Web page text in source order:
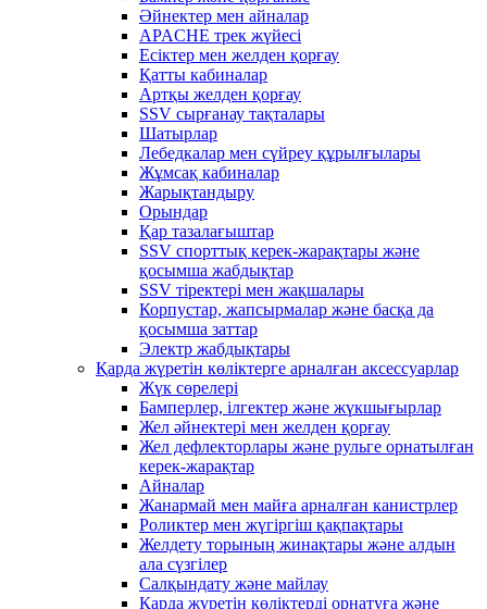
Әйнектер мен айналар
APACHE трек жүйесі
Есіктер мен желден қорғау
Қатты кабиналар
Артқы желден қорғау
SSV сырғанау тақталары
Шатырлар
Лебедкалар мен сүйреу құрылғылары
Жұмсақ кабиналар
Жарықтандыру
Орындар
Қар тазалағыштар
SSV спорттық керек-жарақтары және
қосымша жабдықтар
SSV тіректері мен жақшалары
Корпустар, жапсырмалар және басқа да
қосымша заттар
Электр жабдықтары
Қарда жүретін көліктерге арналған аксессуарлар
Жүк сөрелері
Бамперлер, ілгектер және жүкшығырлар
Жел әйнектері мен желден қорғау
Жел дефлекторлары және рульге орнатылған
керек-жарақтар
Айналар
Жанармай мен майға арналған канистрлер
Роликтер мен жүгіргіш қақпақтары
Желдету торының жинақтары және алдын
ала сүзгілер
Салқындату және майлау
Қарда жүретін көліктерді орнатуға және